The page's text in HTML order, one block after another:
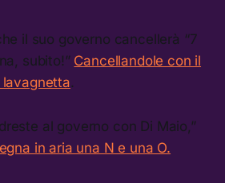
il suo governo cancellerà “7
subito!” Cancellandole con il
lavagnetta.
al governo con Di Maio,”
in aria una N e una O.